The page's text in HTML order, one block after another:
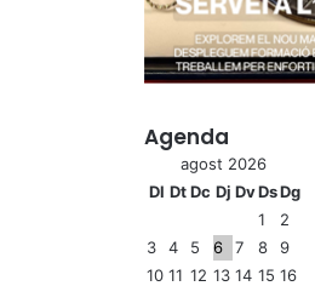
Agenda
agost 2026
Dl Dt Dc Dj DvDsDg
1
2
3
4 5 6 7 8
9
10 11 12 13 14 15 16